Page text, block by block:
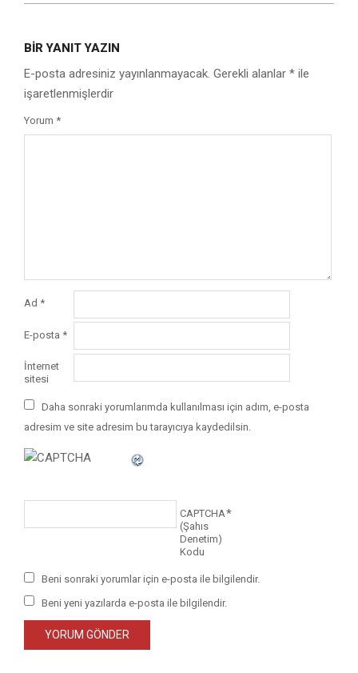
08
BIR YANIT YAZIN
E-posta adresiniz yayınlanmayacak. Gerekli alanlar * ile
işaretlenmişlerdir
Yorum *
Ad *
E-posta *
İnternet
sitesi
Daha sonraki yorumlarımda kullanılması için adım, e-posta
adresim ve site adresim bu tarayıcıya kaydedilsin.
CAPTCHA
(Şahıs
Denetim)
Kodu
*
Beni sonraki yorumlar için e-posta ile bilgilendir.
Beni yeni yazılarda e-posta ile bilgilendir.